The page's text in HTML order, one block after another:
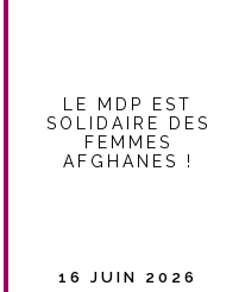
LE MDP EST
SOLIDAIRE DES
FEMMES
AFGHANES !
16 JUIN 2026